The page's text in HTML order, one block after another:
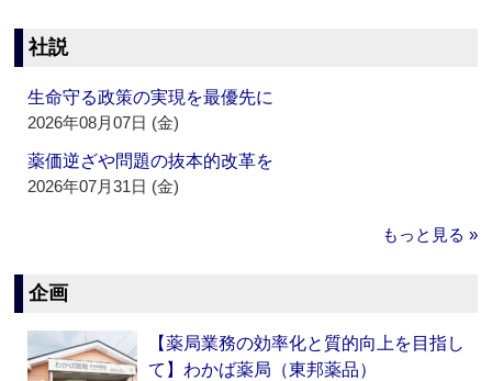
社説
生命守る政策の実現を最優先に
2026年08月07日 (金)
薬価逆ざや問題の抜本的改革を
2026年07月31日 (金)
もっと見る »
企画
【薬局業務の効率化と質的向上を目指し
て】わかば薬局（東邦薬品）